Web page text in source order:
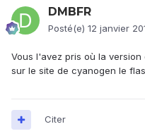
DMBFR
Posté(e) 12 janvier
Vous l'avez pris où la
sur le site de cyanogen le
Citer